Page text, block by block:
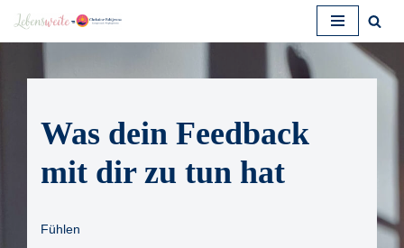
Was dein Feedback
mit dir zu tun hat
Fühlen